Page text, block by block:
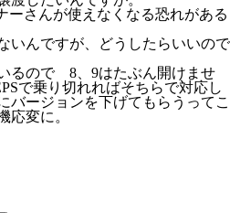
ーさんが使えなくなる恐れがある
いんですが、どうしたらいいので
るので 8、9はたぶん開けませ
で乗り切れればそちらで対応し
バージョンを下げてもらうってこ
応変に。